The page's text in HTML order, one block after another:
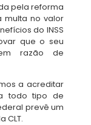
pela reforma
multa no valor
do INSS
que o seu
razão de
a acreditar
todo tipo de
prevê um
CLT.